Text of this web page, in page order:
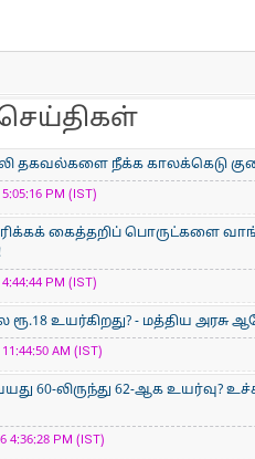
தகவல்களை நீக்க காலக்கெடு
PM (IST)
கைத்தறிப் பொருட்களை
PM (IST)
உயர்கிறது? - மத்திய அரசு
AM (IST)
60-லிருந்து 62-ஆக உயர்வு?
PM (IST)